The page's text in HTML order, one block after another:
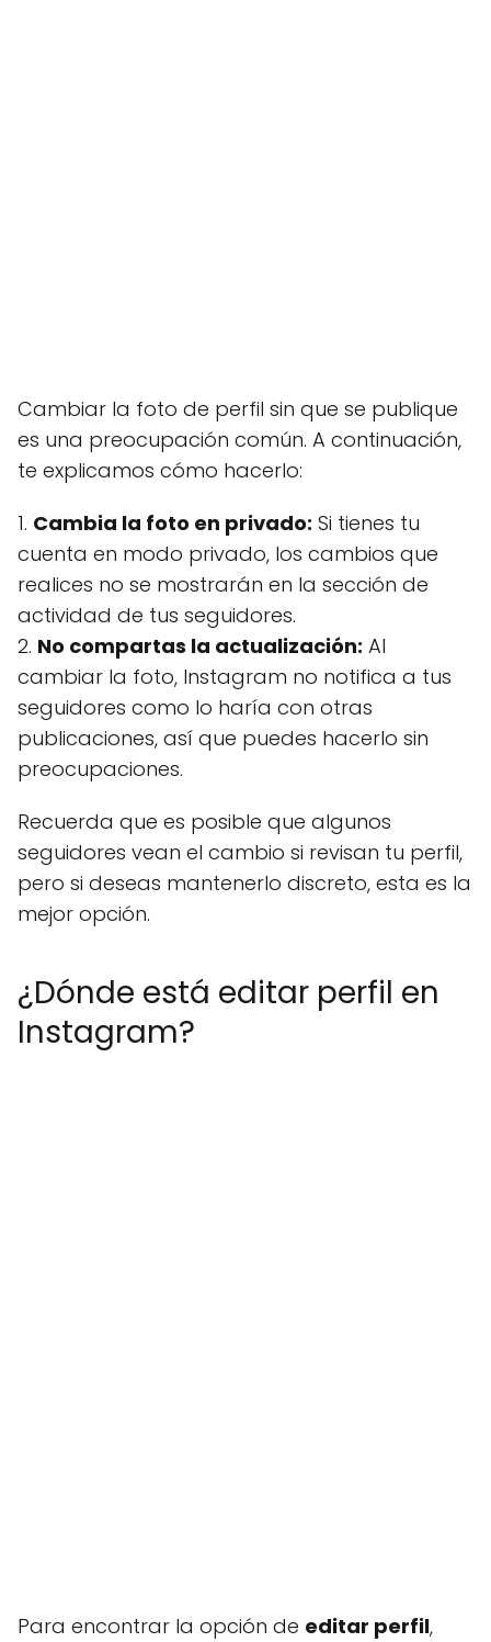
Cambiar la foto de perfil sin que se publique
es una preocupación común. A continuación,
te explicamos cómo hacerlo:
1. Cambia la foto en privado: Si tienes tu
cuenta en modo privado, los cambios que
realices no se mostrarán en la sección de
actividad de tus seguidores.
2. No compartas la actualización: Al
cambiar la foto, Instagram no notifica a tus
seguidores como lo haría con otras
publicaciones, así que puedes hacerlo sin
preocupaciones.
Recuerda que es posible que algunos
seguidores vean el cambio si revisan tu perfil,
pero si deseas mantenerlo discreto, esta es la
mejor opción.
¿Dónde está editar perfil en
Instagram?
Para encontrar la opción de editar perfil,